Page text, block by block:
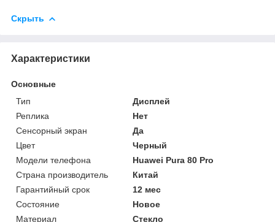
Скрыть
Характеристики
Основные
Тип
Дисплей
Реплика
Нет
Сенсорный экран
Да
Цвет
Черный
Модели телефона
Huawei Pura 80 Pro
Страна производитель
Китай
Гарантийный срок
12 мес
Состояние
Новое
Материал
Стекло